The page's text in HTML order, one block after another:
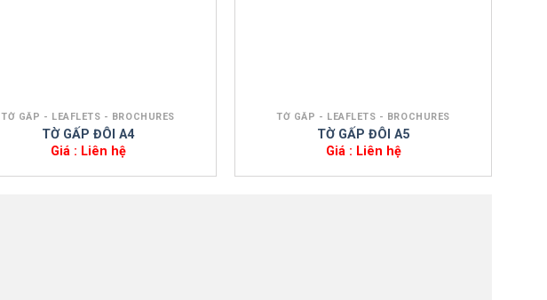
TỜ GẤP - LEAFLETS - BROCHURES
TỜ GẤP ĐÔI A4
Giá : Liên hệ
TỜ GẤP - LEAFLETS - BROCHURES
TỜ GẤP ĐÔI A5
Giá : Liên hệ